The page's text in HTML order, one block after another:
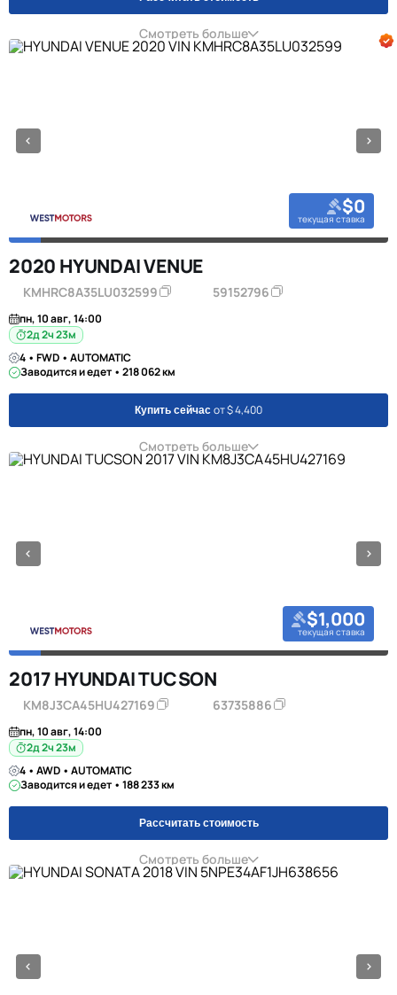
Смотреть больше
$0
текущая ставка
2020 HYUNDAI VENUE
KMHRC8A35LU032599 59152796
пн, 10 авг, 14:00
2д 2ч 23м
4 • FWD • AUTOMATIC
Заводится и едет • 218 062 км
Купить сейчас от $ 4,400
Смотреть больше
$1,000
текущая ставка
2017 HYUNDAI TUCSON
KM8J3CA45HU427169 63735886
пн, 10 авг, 14:00
2д 2ч 23м
4 • AWD • AUTOMATIC
Заводится и едет • 188 233 км
Рассчитать стоимость
Смотреть больше